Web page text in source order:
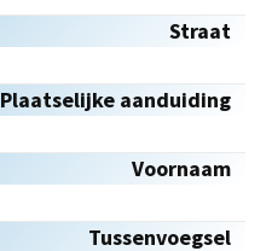
Straat
Plaatselijke aanduiding
Voornaam
Tussenvoegsel